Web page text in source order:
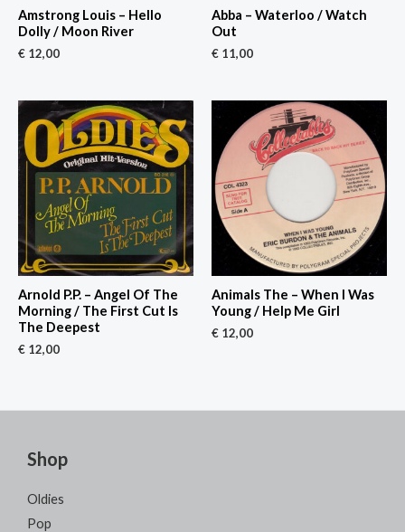
Amstrong Louis – Hello
Dolly / Moon River
€ 12,00
Abba – Waterloo / Watch
Out
€ 11,00
Arnold P.P. – Angel Of The
Morning / The First Cut Is
The Deepest
€ 12,00
Animals The – When I Was
Young / Help Me Girl
€ 12,00
Shop
Oldies
Pop